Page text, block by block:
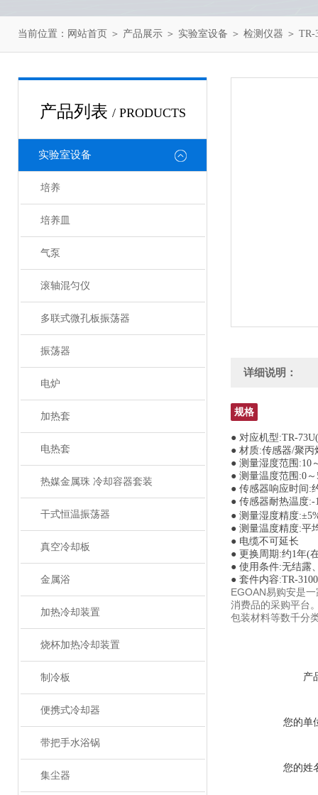
当前位置： 网站首页 ＞ 产品展示 ＞ 实验室设备 ＞ 检测仪器 ＞
产品列表 / PRODUCTS
实验室设备
培养
培养皿
气泵
滚轴混匀仪
多联式微孔板振荡器
振荡器
电炉
加热套
电热套
热媒金属珠 冷却容器套装
干式恒温振荡器
真空冷却板
金属浴
加热冷却装置
烧杯加热冷却装置
制冷板
便携式冷却器
带把手水浴锅
集尘器
详细说明：
规格
● 对应机型:TR-
● 材质:传感器/聚
● 测量湿度范围:10
● 测量温度范围:0
● 传感器响应时间:
● 传感器耐热温度
● 测量湿度精度
● 测量温度精度:平
● 电缆不可延长
● 更换周期:约1年(
● 使用条件:无结露
● 套件内容:TR-
EGOAN易购安是
消费品的采购平台
包装材料等数千分
产
您的单
您的姓